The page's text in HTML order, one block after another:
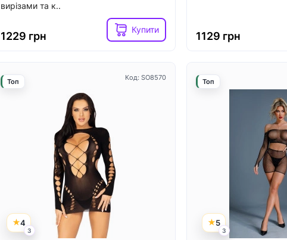
вирізами та к..
1229 грн
Купити
1129 грн
Код: SO8570
4
3
Топ
5
3
Топ